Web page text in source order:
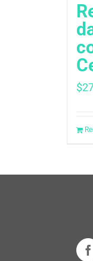
$